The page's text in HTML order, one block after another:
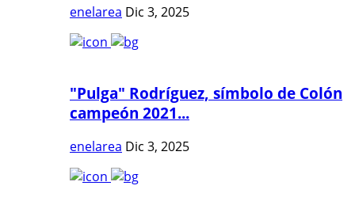
enelarea Dic 3, 2025
"Pulga" Rodríguez, símbolo de Colón
campeón 2021...
enelarea Dic 3, 2025